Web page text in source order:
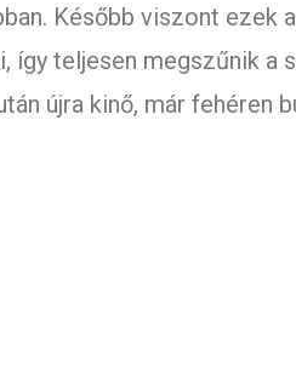
Később viszont ezek a
így teljesen megszűnik a
újra kinő, már fehéren